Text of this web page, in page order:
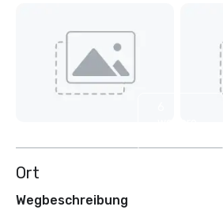
Ort
Wegbeschreibung